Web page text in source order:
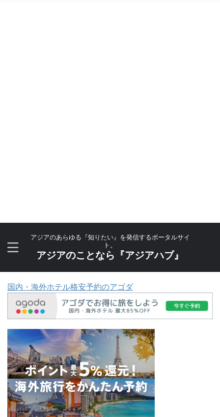
アジアのあらゆる『知りたい』を発信するポータルサイ
ト。
アジアのことなら『アジアハブ』
国内・海外ホテル格安予約のアゴダ